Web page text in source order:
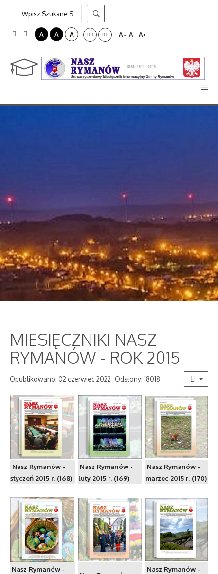
A A A A- A A+
MIESIĘCZNIKI NASZ
RYMANÓW - ROK 2015
Opublikowano: 02 czerwiec 2022 Odsłony: 18018
Nasz Rymanów -
styczeń 2015 r. (168)
Nasz Rymanów -
luty 2015 r. (169)
Nasz Rymanów -
marzec 2015 r. (170)
Nasz Rymanów -
Nasz Rymanów -